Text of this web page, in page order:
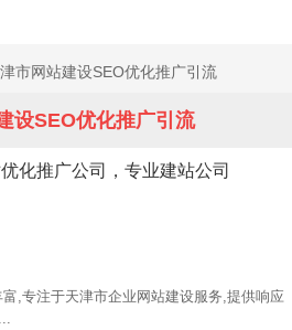
市网站建设SEO优化推广引流
设SEO优化推广引流
化推广公司，专业建站公司
,专注于天津市企业网站建设服务,提供响应